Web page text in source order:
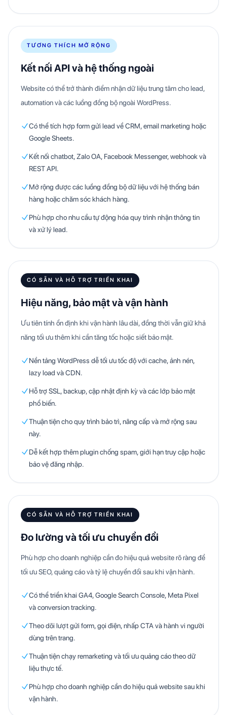
TƯƠNG THÍCH MỞ RỘNG
Kết nối API và hệ thống ngoài
Website có thể trở thành điểm nhận dữ liệu trung tâm cho lead,
automation và các luồng đồng bộ ngoài WordPress.
Có thể tích hợp form gửi lead về CRM, email marketing hoặc
Google Sheets.
Kết nối chatbot, Zalo OA, Facebook Messenger, webhook và
REST API.
Mở rộng được các luồng đồng bộ dữ liệu với hệ thống bán
hàng hoặc chăm sóc khách hàng.
Phù hợp cho nhu cầu tự động hóa quy trình nhận thông tin
và xử lý lead.
CÓ SẴN VÀ HỖ TRỢ TRIỂN KHAI
Hiệu năng, bảo mật và vận hành
Ưu tiên tính ổn định khi vận hành lâu dài, đồng thời vẫn giữ khả
năng tối ưu thêm khi cần tăng tốc hoặc siết bảo mật.
Nền tảng WordPress dễ tối ưu tốc độ với cache, ảnh nén,
lazy load và CDN.
Hỗ trợ SSL, backup, cập nhật định kỳ và các lớp bảo mật
phổ biến.
Thuận tiện cho quy trình bảo trì, nâng cấp và mở rộng sau
này.
Dễ kết hợp thêm plugin chống spam, giới hạn truy cập hoặc
bảo vệ đăng nhập.
CÓ SẴN VÀ HỖ TRỢ TRIỂN KHAI
Đo lường và tối ưu chuyển đổi
Phù hợp cho doanh nghiệp cần đo hiệu quả website rõ ràng để
tối ưu SEO, quảng cáo và tỷ lệ chuyển đổi sau khi vận hành.
Có thể triển khai GA4, Google Search Console, Meta Pixel
và conversion tracking.
Theo dõi lượt gửi form, gọi điện, nhấp CTA và hành vi người
dùng trên trang.
Thuận tiện chạy remarketing và tối ưu quảng cáo theo dữ
liệu thực tế.
Phù hợp cho doanh nghiệp cần đo hiệu quả website sau khi
vận hành.